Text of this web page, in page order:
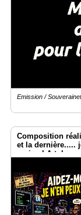
Emission /
Composition
et la dernière.....
moins